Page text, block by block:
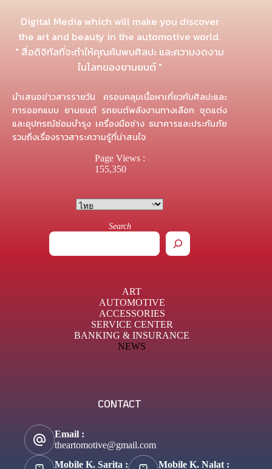
Digital Media which will make you discover
the art and beauty in the automotive world.
" สื่อดิจิทัลที่จะทำให้คุณค้นพบศิลปะ และความงดงาม
ในโลกของยานยนต์ "
นำเสนอข่าวสารรายวัน ครอบคลุมเนื้อหาเกี่ยวกับศิลปะและ
การออกแบบ ยานยนต์ รถยนต์พลังงานทางเลือก ชุดแต่ง
และอุปกรณ์ซ่อมบำรุง เครื่องมือช่าง ธนาคารและประกันภัย
รวมถึงเรื่องราวสาระความรู้ที่น่าสนใจ
Page Views :
155,350
Search
ART
AUTOMOTIVE
ACCESSORIES
SERVICE CENTER
BANKING & INSURANCE
NEWS
CONTACT
Email :
theartomotive@gmail.com
Mobile K. Sarita :
Mobile K. Nalat :